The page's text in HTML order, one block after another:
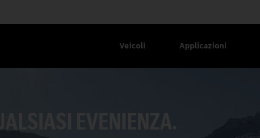
Veicoli Applicazioni
EVENIENZA.